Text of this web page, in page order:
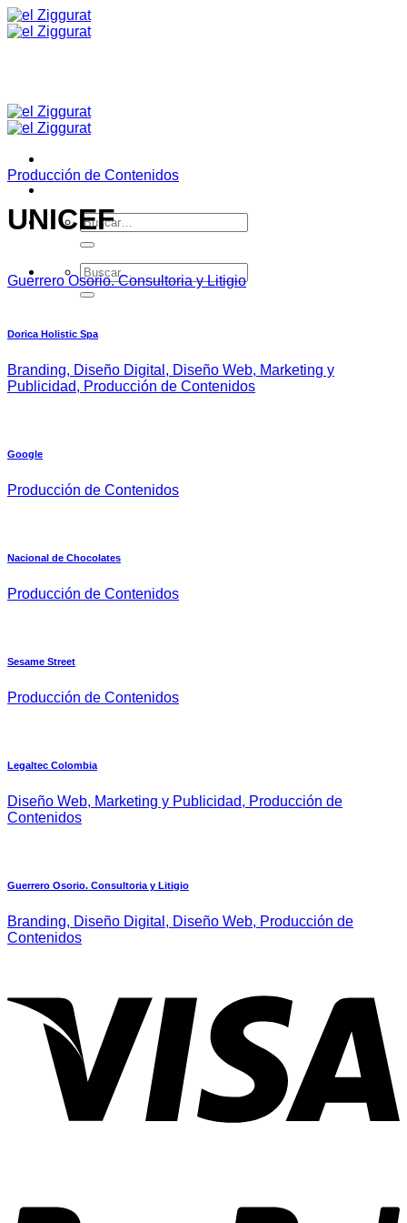
Saltar
al
Buscar
por:
Buscar
por:
Producción de Contenidos
UNICEF
Guerrero Osorio. Consultoria y Litigio
Dorica Holistic Spa
Branding, Diseño Digital, Diseño Web, Marketing y
Publicidad, Producción de Contenidos
Google
Producción de Contenidos
Nacional de Chocolates
Producción de Contenidos
Sesame Street
Producción de Contenidos
Legaltec Colombia
Diseño Web, Marketing y Publicidad, Producción de
Contenidos
Guerrero Osorio. Consultoria y Litigio
Branding, Diseño Digital, Diseño Web, Producción de
Contenidos